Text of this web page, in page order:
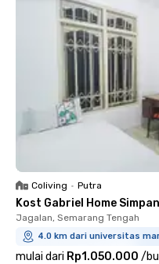
Coliving • Putra
Kost Gabriel Home
Jagalan, Semarang Tengah
4.0 km dari universitas
mulai dari Rp1.050.000 /